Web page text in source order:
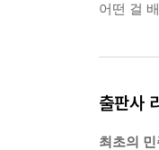
어떤 걸
출판사
최초의